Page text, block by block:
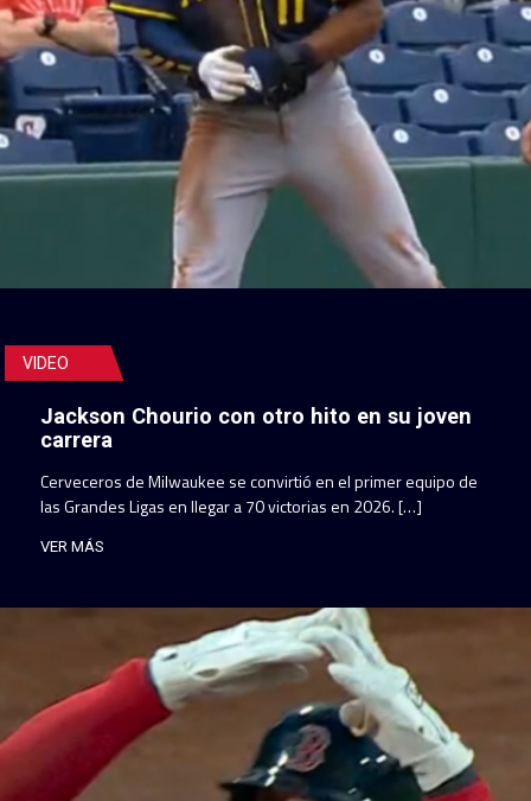
VIDEO
Jackson Chourio con otro hito en su joven
carrera
Cerveceros de Milwaukee se convirtió en el primer equipo de
las Grandes Ligas en llegar a 70 victorias en 2026. […]
VER MÁS